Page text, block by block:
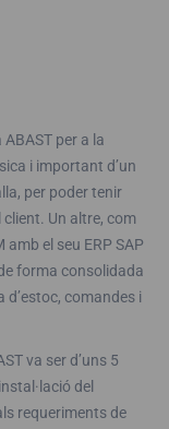
per a la
i important d’un
per poder tenir
Un altre, com
el seu ERP SAP
forma consolidada
d’estoc, comandes i
va ser d’uns 5
del
requeriments de